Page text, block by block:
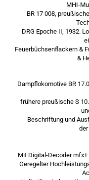
MHI-
BR 17 008,
DRG Epoche II, 1932.
Feuerbüchsenflackern &
&
Dampflokomotive BR
frühere preußische S
Beschriftung und
Mit Digital-Decoder
Geregelter